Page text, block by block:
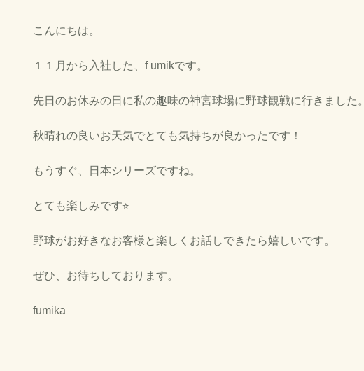
こんにちは。
１１月から入社した、f umikです。
先日のお休みの日に私の趣味の神宮球場に野球観戦に行きました。
秋晴れの良いお天気でとても気持ちが良かったです！
もうすぐ、日本シリーズですね。
とても楽しみです⭐︎
野球がお好きなお客様と楽しくお話しできたら嬉しいです。
ぜひ、お待ちしております。
fumika